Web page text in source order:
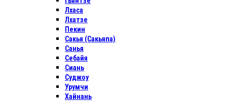
Лхаса
Лхатзе
Пекин
Сакья (Сакьяпа)
Санья
Себайя
Сиань
Суджоу
Урумчи
Хайнань